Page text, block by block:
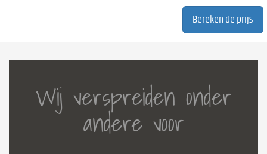
Wij verspreiden onder
andere voor